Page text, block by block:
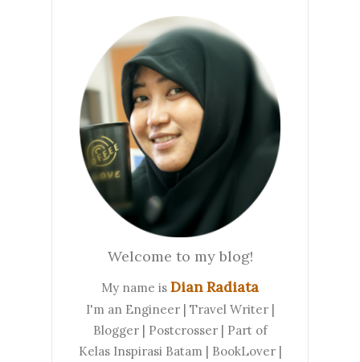
Welcome to my blog!
My name is Dian Radiata
I'm an Engineer | Travel Writer |
Blogger | Postcrosser | Part of
Kelas Inspirasi Batam | BookLover |